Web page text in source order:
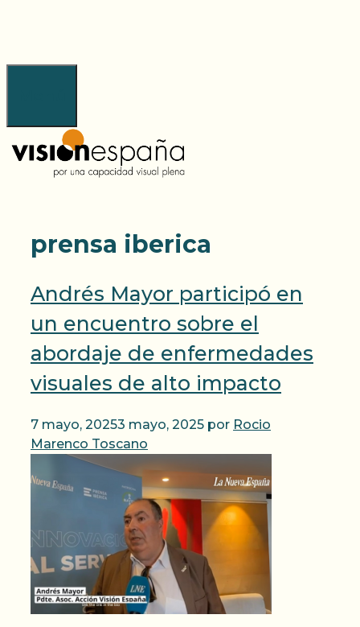
prensa iberica
Andrés Mayor participó en
un encuentro sobre el
abordaje de enfermedades
visuales de alto impacto
7 mayo, 20253 mayo, 2025 por Rocio
Marenco Toscano